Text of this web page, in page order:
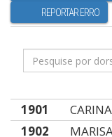
REPORTAR ERRO
1901
1902